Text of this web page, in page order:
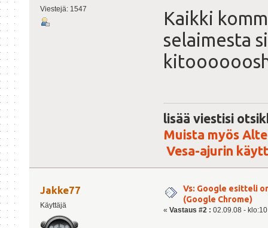
Viestejä: 1547
Kaikki
selaimesta
lisää viestisi
Muista myös
Vesa-ajurin
Jakke77
Käyttäjä
Vs: Google esitteli
(Google Chrome)
« Vastaus #2 : 02.09.08 -